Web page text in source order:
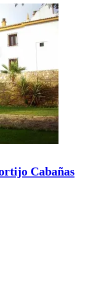
Cabañas